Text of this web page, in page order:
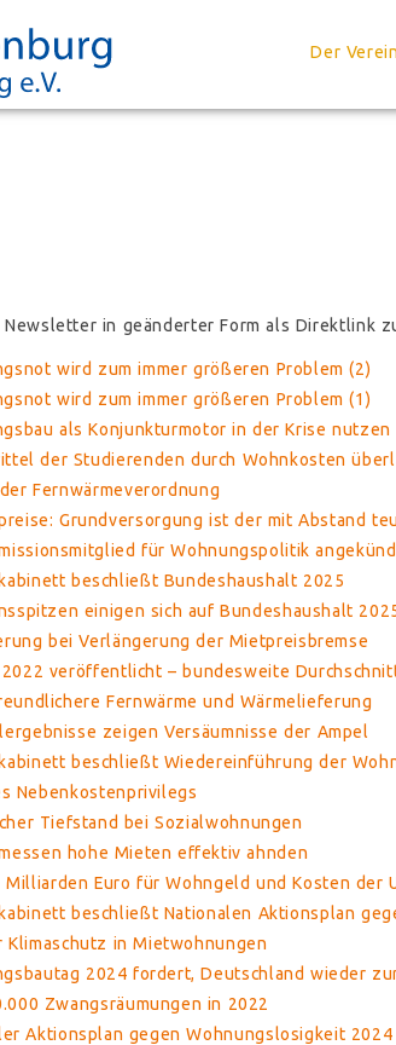
Navigation
Der Verein
überspringen
in geänderter Form als Direktlink
wird zum immer größeren Problem (2)
wird zum immer größeren Problem (1)
als Konjunkturmotor in der Krise nutzen
der Studierenden durch Wohnkosten
Fernwärmeverordnung
Grundversorgung ist der mit Abstand
für Wohnungspolitik
beschließt Bundeshaushalt 2025
einigen sich auf Bundeshaushalt
bei Verlängerung der Mietpreisbremse
veröffentlicht – bundesweite
Fernwärme und Wärmelieferung
zeigen Versäumnisse der Ampel
beschließt Wiedereinführung der
Nebenkostenprivilegs
Tiefstand bei Sozialwohnungen
hohe Mieten effektiv ahnden
Euro für Wohngeld und Kosten der
beschließt Nationalen Aktionsplan
in Mietwohnungen
2024 fordert, Deutschland wieder
Zwangsräumungen in 2022
Aktionsplan gegen Wohnungslosigkeit 2024